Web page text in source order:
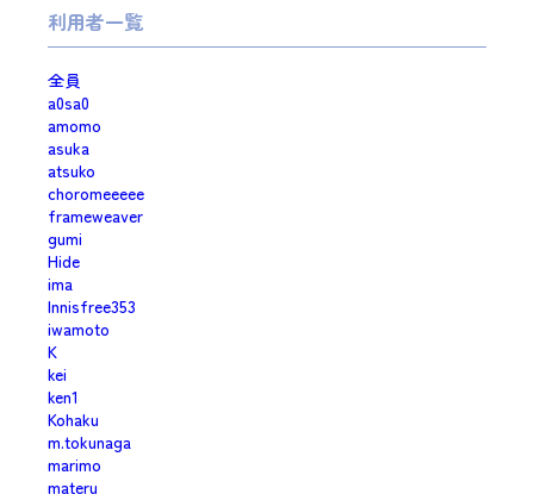
利用者一覧
全員
a0sa0
amomo
asuka
atsuko
choromeeeee
frameweaver
gumi
Hide
ima
Innisfree353
iwamoto
K
kei
ken1
Kohaku
m.tokunaga
marimo
materu